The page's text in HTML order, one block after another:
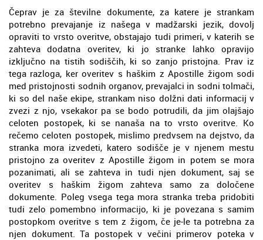
Čeprav je za številne dokumente, za katere je strankam
potrebno prevajanje iz našega v madžarski jezik, dovolj
opraviti to vrsto overitve, obstajajo tudi primeri, v katerih se
zahteva dodatna overitev, ki jo stranke lahko opravijo
izključno na tistih sodiščih, ki so zanjo pristojna. Prav iz
tega razloga, ker overitev s haškim z Apostille žigom sodi
med pristojnosti sodnih organov, prevajalci in sodni tolmači,
ki so del naše ekipe, strankam niso dolžni dati informacij v
zvezi z njo, vsekakor pa se bodo potrudili, da jim olajšajo
celoten postopek, ki se nanaša na to vrsto overitve. Ko
rečemo celoten postopek, mislimo predvsem na dejstvo, da
stranka mora izvedeti, katero sodišče je v njenem mestu
pristojno za overitev z Apostille žigom in potem se mora
pozanimati, ali se zahteva in tudi njen dokument, saj se
overitev s haškim žigom zahteva samo za določene
dokumente. Poleg vsega tega mora stranka treba pridobiti
tudi zelo pomembno informacijo, ki je povezana s samim
postopkom overitve s tem z žigom, če je-le ta potrebna za
njen dokument. Ta postopek v večini primerov poteka v